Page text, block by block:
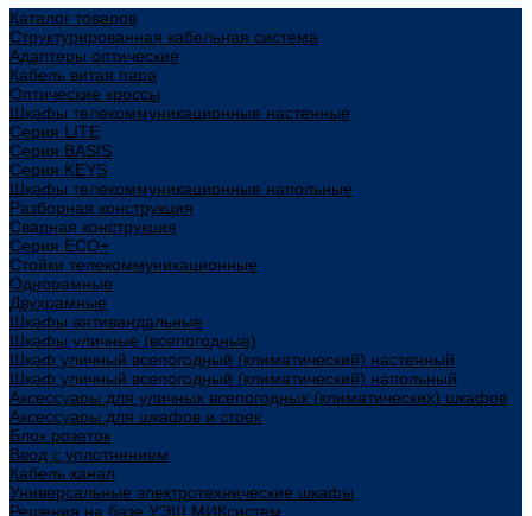
Каталог товаров
Структурированная кабельная система
Адаптеры оптические
Кабель витая пара
Оптические кроссы
Шкафы телекоммуникационные настенные
Cерия LITE
Cерия BASIS
Cерия KEYS
Шкафы телекоммуникационные напольные
Разборная конструкция
Сварная конструкция
Серия ECO+
Стойки телекоммуникационные
Однорамные
Двухрамные
Шкафы антивандальные
Шкафы уличные (всепогодные)
Шкаф уличный всепогодный (климатический) настенный
Шкаф уличный всепогодный (климатический) напольный
Аксессуары для уличных всепогодных (климатических) шкафов
Аксессуары для шкафов и стоек
Блок розеток
Ввод с уплотнением
Кабель канал
Универсальные электротехнические шкафы
Решения на базе УЭШ МИКсистем